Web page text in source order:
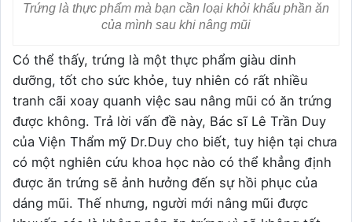
Trứng là thực phẩm mà bạn cần loại khỏi khẩu phần ăn
của mình sau khi nâng mũi
Có thể thấy, trứng là một thực phẩm giàu dinh
dưỡng, tốt cho sức khỏe, tuy nhiên có rất nhiều
tranh cãi xoay quanh việc sau nâng mũi có ăn trứng
được không. Trả lời vấn đề này, Bác sĩ Lê Trần Duy
của Viện Thẩm mỹ Dr.Duy cho biết, tuy hiện tại chưa
có một nghiên cứu khoa học nào có thể khẳng định
được ăn trứng sẽ ảnh hưởng đến sự hồi phục của
dáng mũi. Thế nhưng, người mới nâng mũi được